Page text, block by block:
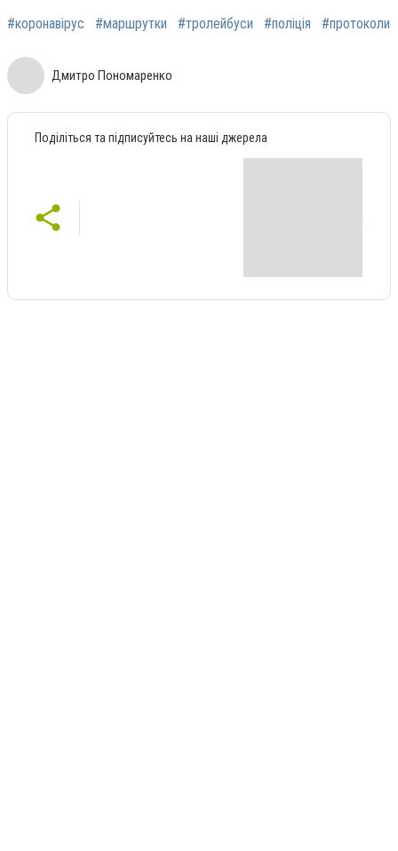
#коронавірус #маршрутки #тролейбуси #поліція #протоколи
Дмитро Пономаренко
Поділіться та підписуйтесь на наші джерела